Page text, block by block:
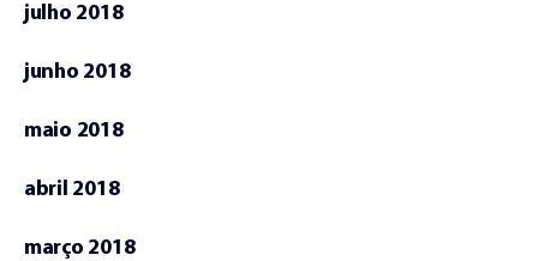
julho 2018
junho 2018
maio 2018
abril 2018
março 2018